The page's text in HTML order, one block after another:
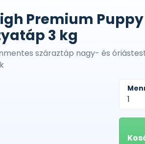
Premium
3 kg
száraztáp nagy- és